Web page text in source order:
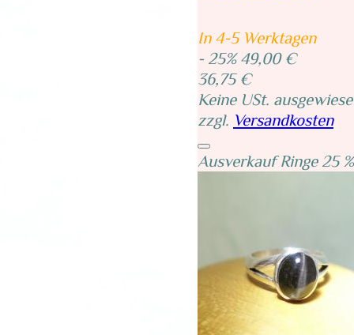
In 4-5 Werktagen
- 25%49,00 €
36,75 €
Keine USt.
zzgl. Versandkosten
Ausverkauf Ringe 25 %